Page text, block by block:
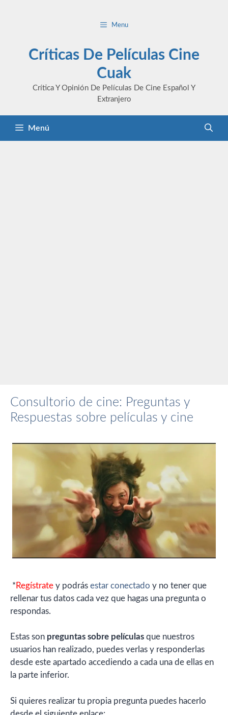
Menu
Críticas De Películas Cine
Cuak
Crítica Y Opinión De Películas De Cine Español Y
Extranjero
Menú
Consultorio de cine: Preguntas y
Respuestas sobre películas y cine
* Regístrate y podrás estar conectado y no tener que
rellenar tus datos cada vez que hagas una pregunta o
respondas.
Estas son preguntas sobre películas que nuestros
usuarios han realizado, puedes verlas y responderlas
desde este apartado accediendo a cada una de ellas en
la parte inferior.
Si quieres realizar tu propia pregunta puedes hacerlo